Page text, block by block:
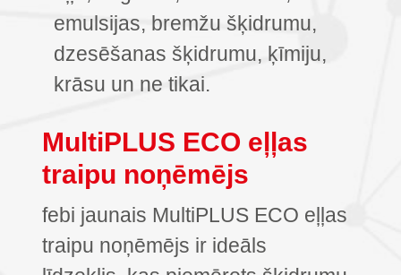
emulsijas, bremžu šķidrumu,
dzesēšanas šķidrumu, ķīmiju,
krāsu un ne tikai.
MultiPLUS ECO eļļas
traipu noņēmējs
febi jaunais MultiPLUS ECO eļļas
traipu noņēmējs ir ideāls